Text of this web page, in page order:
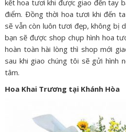
kết hoa tươi khi được giao đến tay
điểm. Đồng thời hoa tươi khi đến
sẽ vẫn còn luôn tươi đẹp, không bị
bạn sẽ được shop chụp hình hoa
hoàn toàn hài lòng thì shop mới
sau khi giao chúng tôi sẽ gửi hình
tâm.
Hoa Khai Trương tại Khánh Hòa